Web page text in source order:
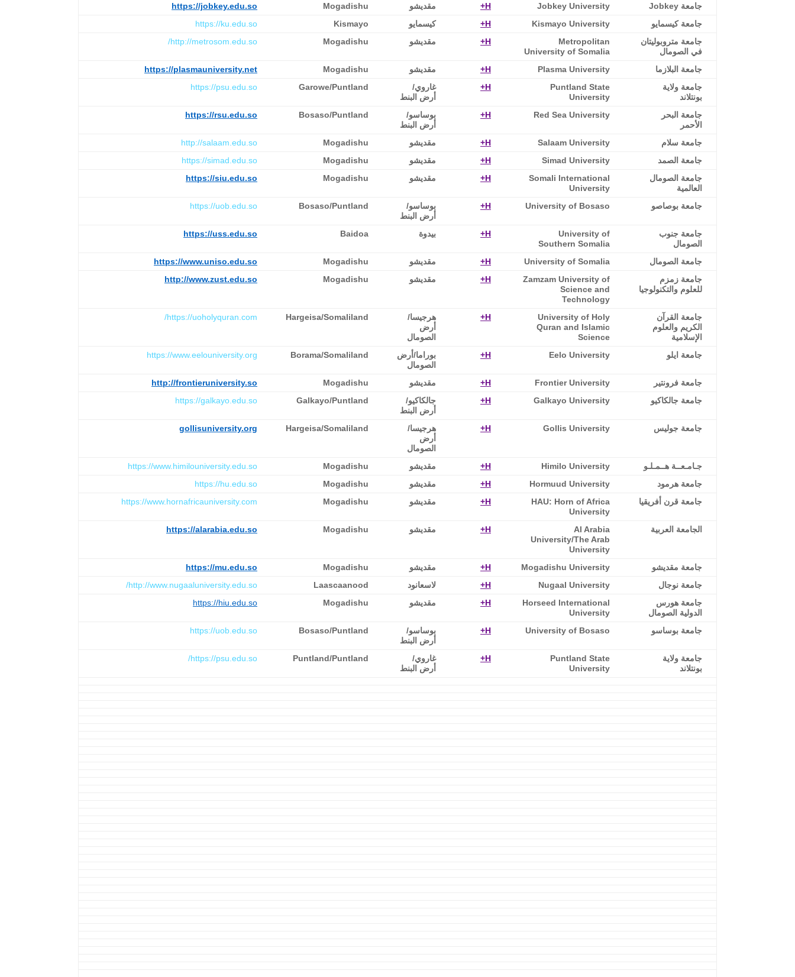
جامعة Jobkey
Jobkey University
H+ مقديشو Mogadishu
https://jobkey.edu.so
جامعة كيسمايو
Kismayo University
H+ كيسمايو Kismayo
https://ku.edu.so
جامعة متروبوليتان
في الصومال
Metropolitan
University of Somalia
H+ مقديشو Mogadishu
http://metrosom.edu.so/
جامعة البلازما Plasma University
H+ مقديشو Mogadishu
https://plasmauniversity.net
جامعة ولاية
بونتلاند
Puntland State
University
H+
غاروي/
أرض البنط
Garowe/Puntland
https://psu.edu.so
جامعة البحر
الأحمر
Red Sea University
H+
بوساسو‎/
أرض البنط
Bosaso/Puntland
https://rsu.edu.so
جامعة سلام Salaam University
H+ مقديشو Mogadishu
http://salaam.edu.so
جامعة الصمد
Simad University
H+ مقديشو Mogadishu
https://simad.edu.so
جامعة الصومال
العالمية
Somali International
University
H+ مقديشو Mogadishu
https://siu.edu.so
جامعة بوصاصو University of Bosaso
H+
بوساسو‎/
أرض البنط
Bosaso/Puntland
https://uob.edu.so
جامعة جنوب
الصومال
University of
Southern Somalia
H+ بيدوة Baidoa
https://uss.edu.so
جامعة الصومال University of Somalia
H+ مقديشو Mogadishu
https://www.uniso.edu.so
جامعة زمزم
للعلوم والتكنولوجيا
Zamzam University of
Science and
Technology
H+ مقديشو Mogadishu
http://www.zust.edu.so
جامعة القرآن
الكريم والعلوم
الإسلامية
University of Holy
Quran and Islamic
Science
H+
هرجيسا/
أرض
الصومال
Hargeisa/Somaliland
https://uoholyquran.com/
جامعة ايلو Eelo University
H+
بوراما/أرض
الصومال
Borama/Somaliland
https://www.eelouniversity.org
جامعة فرونتير Frontier University
H+ مقديشو Mogadishu
http://frontieruniversity.so
جامعة جالكاكيو
Galkayo University
H+
جالكاكيو/
أرض البنط
Galkayo/Puntland
https://galkayo.edu.so
جامعة جوليس Gollis University
H+
هرجيسا/
أرض
الصومال
Hargeisa/Somaliland
gollisuniversity.org
جـامـعــة هــمـلـو Himilo University
H+ مقديشو Mogadishu
https://www.himilouniversity.edu.so
جامعة هرمود
Hormuud University
H+ مقديشو Mogadishu
https://hu.edu.so
جامعة قرن أفريقيا
HAU: Horn of Africa
University
H+ مقديشو Mogadishu
https://www.hornafricauniversity.com
الجامعة العربية
Al Arabia
University/The Arab
University
H+ مقديشو Mogadishu
https://alarabia.edu.so
جامعة مقديشو Mogadishu University
H+ مقديشو Mogadishu
https://mu.edu.so
جامعة نوجال
Nugaal University
H+ لاسعانود Laascaanood
http://www.nugaaluniversity.edu.so/
جامعة هورس
الدولية الصومال
Horseed International
University
H+ مقديشو Mogadishu
https://hiu.edu.so
جامعة بوساسو‎ University of Bosaso
H+
بوساسو‎/
أرض البنط
Bosaso/Puntland
https://uob.edu.so
جامعة ولاية
بونتلاند
Puntland State
University
H+
غاروي‎/
أرض البنط
Puntland/Puntland
https://psu.edu.so/